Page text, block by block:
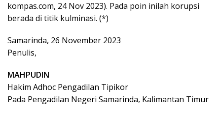
kompas.com, 24 Nov 2023). Pada poin inilah korupsi
berada di titik kulminasi. (*)
Samarinda, 26 November 2023
Penulis,
MAHPUDIN
Hakim Adhoc Pengadilan Tipikor
Pada Pengadilan Negeri Samarinda, Kalimantan Timur